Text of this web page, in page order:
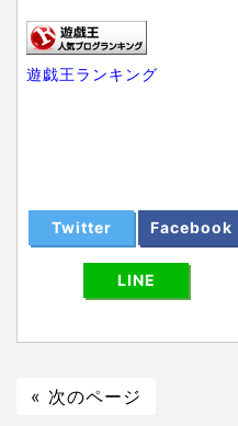
遊戯王ランキング
Twitter Facebook
LINE
« 次のページ